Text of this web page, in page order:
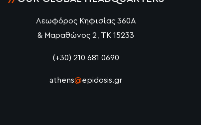
Λεωφόρος Κηφισίας 360Α
& Μαραθώνος 2, ΤΚ 15233
(+30) 210 681 0690
athens@epidosis.gr